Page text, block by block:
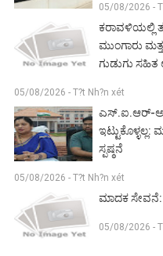
05/08/2026 -
ಕರಾವಳಿಯಲ್ಲಿ
ಮುಂಗಾರು
ಗುಡುಗು
05/08/2026 - T?t Nh?n xét
ಎಸ್.ಐ.ಆರ್-
ಸ್ಪಷ್ಠನೆ
05/08/2026 - T?t Nh?n xét
ಮಾದಕ
05/08/2026 -